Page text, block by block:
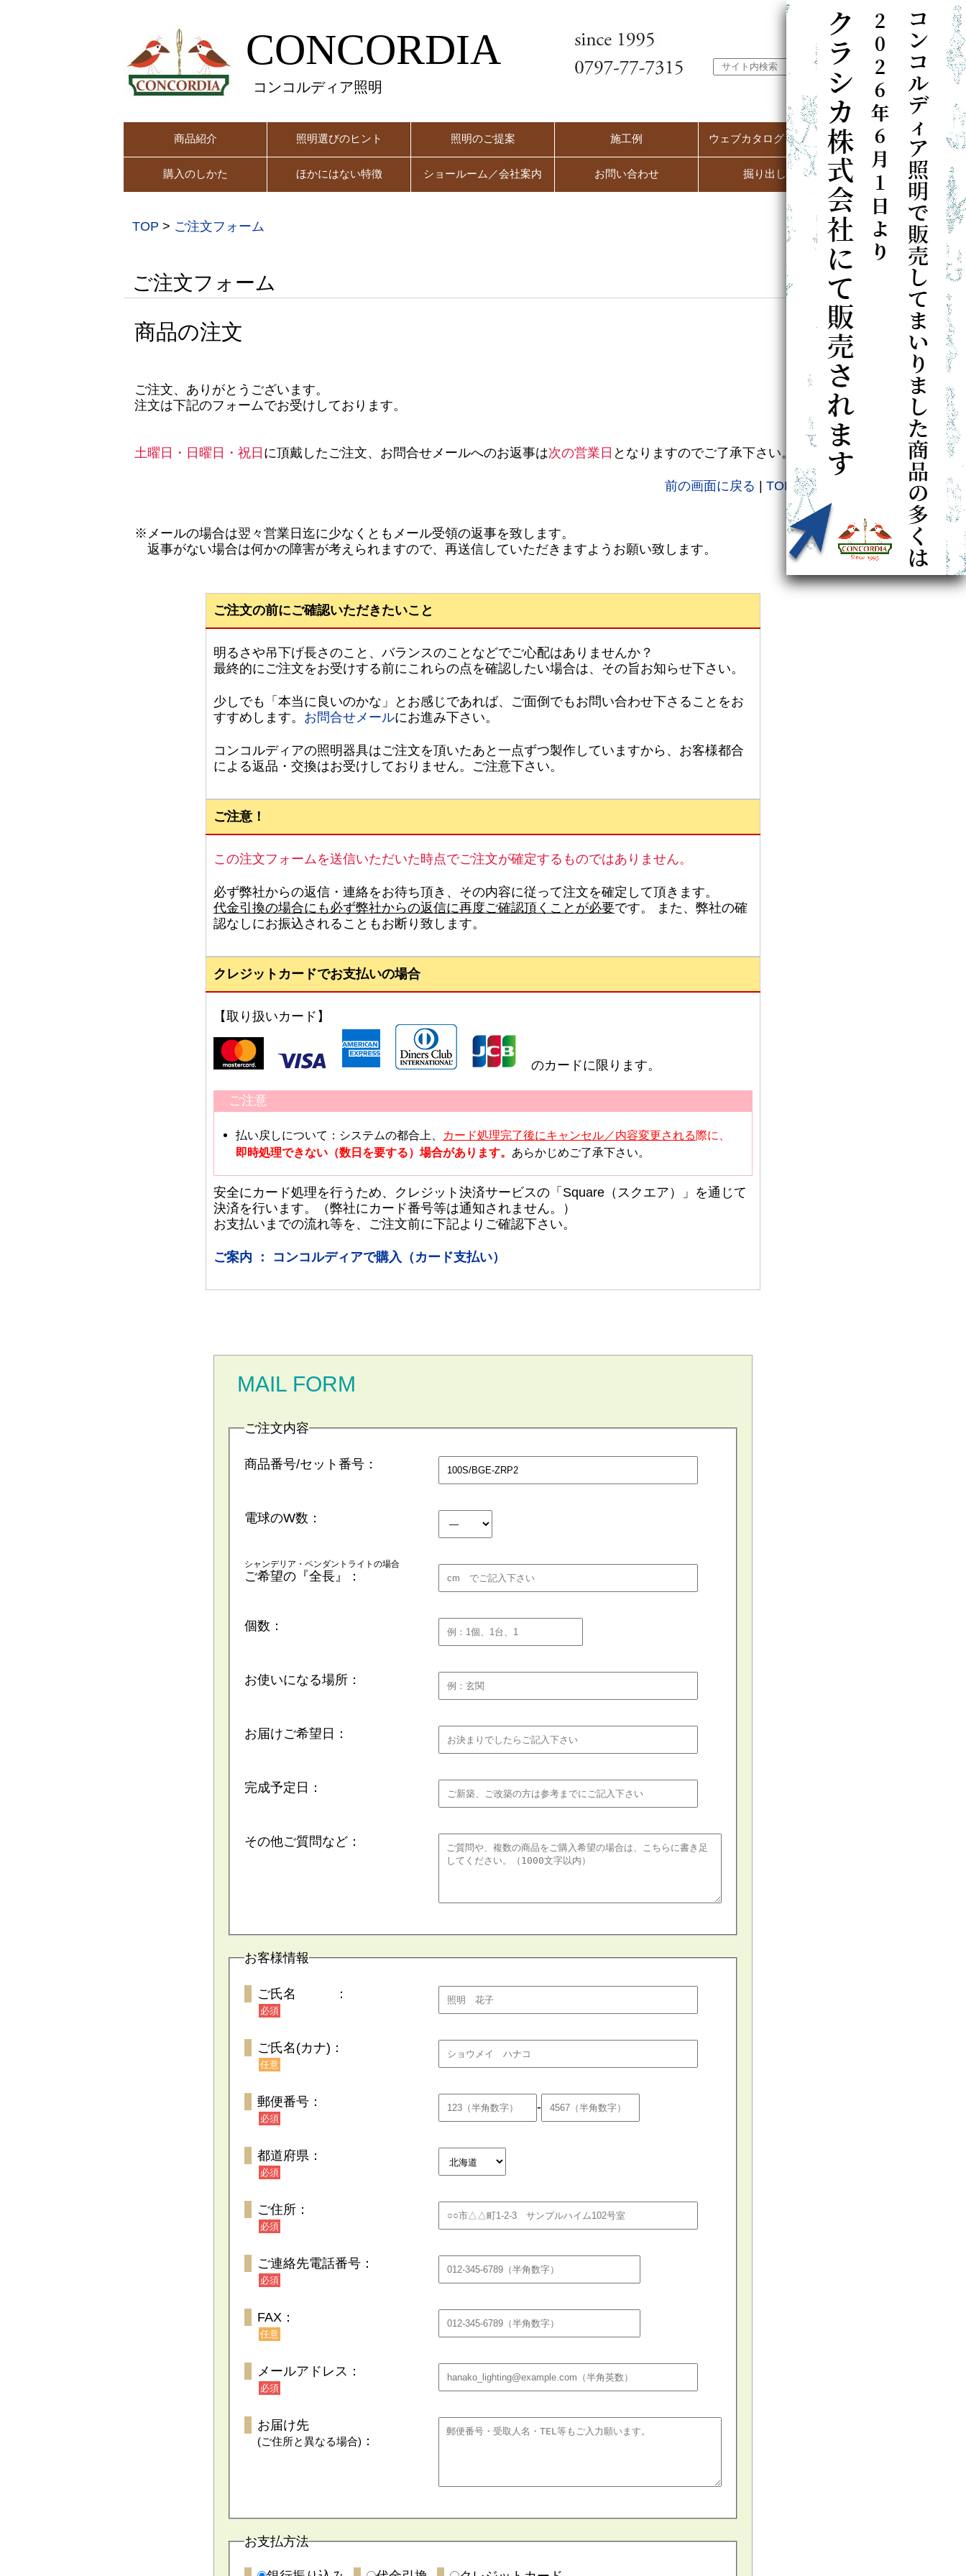
CONCORDIA
コンコルディア照明
商品紹介 照明選びのヒント 照明のご提案 施工例 ウェブカタログ（PC用）
購入のしかた ほかにはない特徴 ショールーム／会社案内 お問い合わせ 掘り出し市
TOP > ご注文フォーム
ご注文フォーム
商品の注文
ご注文、ありがとうございます。
注文は下記のフォームでお受けしております。
土曜日・日曜日・祝日 に頂戴したご注文、お問合せメールへのお返事は次の営業日 となりますのでご了承下さい。
前の画面に戻る TOPに戻る
※メールの場合は翌々営業日迄に少なくともメール受領の返事を致します。
返事がない場合は何かの障害が考えられますので、再送信していただきますようお願い致します。
ご注文の前にご確認いただきたいこと
明るさや吊下げ長さのこと、バランスのことなどでご心配はありませんか？
最終的にご注文をお受けする前にこれらの点を確認したい場合は、その旨お知らせ下さい。
少しでも「本当に良いのかな」とお感じであれば、ご面倒でもお問い合わせ下さることをお
すすめします。 お問合せメールにお進み下さい。
コンコルディアの照明器具はご注文を頂いたあと一点ずつ製作していますから、お客様都合
による返品・交換はお受けしておりません。ご注意下さい。
ご注意！
この注文フォームを送信いただいた時点でご注文が確定するものではありません。
必ず弊社からの返信・連絡をお待ち頂き、その内容に従って注文を確定して頂きます。
代金引換の場合にも必ず弊社からの返信に再度ご確認頂くことが必要です。 また、弊社の確
認なしにお振込されることもお断り致します。
クレジットカードでお支払いの場合
【取り扱いカード】
のカードに限ります。
ご注意
払い戻しについて：システムの都合上、 カード処理完了後にキャンセル／内容変更される際に、
即時処理できない（数日を要する）場合があります。 あらかじめご了承下さい。
安全にカード処理を行うため、クレジット決済サービスの「Square（スクエア）」を通じて
決済を行います。（弊社にカード番号等は通知されません。）
お支払いまでの流れ等を、ご注文前に下記よりご確認下さい。
ご案内 ： コンコルディアで購入（カード支払い）
MAIL FORM
ご注文内容
商品番号/セット番号：
電球のW数：
シャンデリア・ペンダントライトの場合
ご希望の『全長』：
個数：
お使いになる場所：
お届けご希望日：
完成予定日：
その他ご質問など：
お客様情報
ご氏名 ：
必須
ご氏名(カナ)：
任意
郵便番号：
必須
-
都道府県：
必須
ご住所：
必須
ご連絡先電話番号：
必須
FAX：
任意
メールアドレス：
必須
お届け先
(ご住所と異なる場合) ：
お支払方法